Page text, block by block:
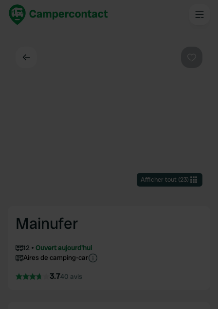
Afficher tout(23)
Mainufer
12
Ouvert aujourd'hui
Aires de camping-car
3.740 avis